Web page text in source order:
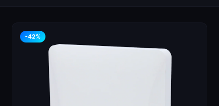
-42%